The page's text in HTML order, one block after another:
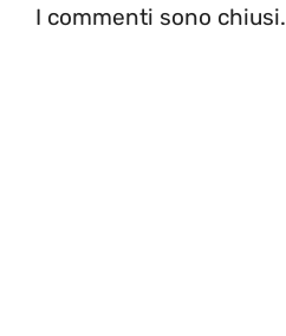
I commenti sono chiusi.